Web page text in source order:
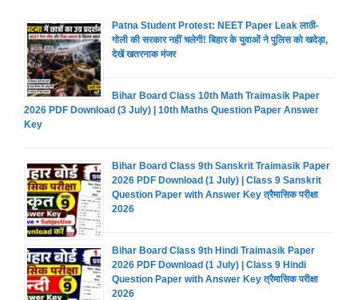
Patna Student Protest: NEET Paper Leak लाठी-
गोली की सरकार नहीं चलेगी! बिहार के युवाओं ने पुलिस को खदेड़ा,
देखें खतरनाक मंजर
Bihar Board Class 10th Math Traimasik Paper
2026 PDF Download (3 July) | 10th Maths Question Paper Answer
Key
Bihar Board Class 9th Sanskrit Traimasik Paper
2026 PDF Download (1 July) | Class 9 Sanskrit
Question Paper with Answer Key त्रैमासिक परीक्षा
2026
Bihar Board Class 9th Hindi Traimasik Paper
2026 PDF Download (1 July) | Class 9 Hindi
Question Paper with Answer Key त्रैमासिक परीक्षा
2026